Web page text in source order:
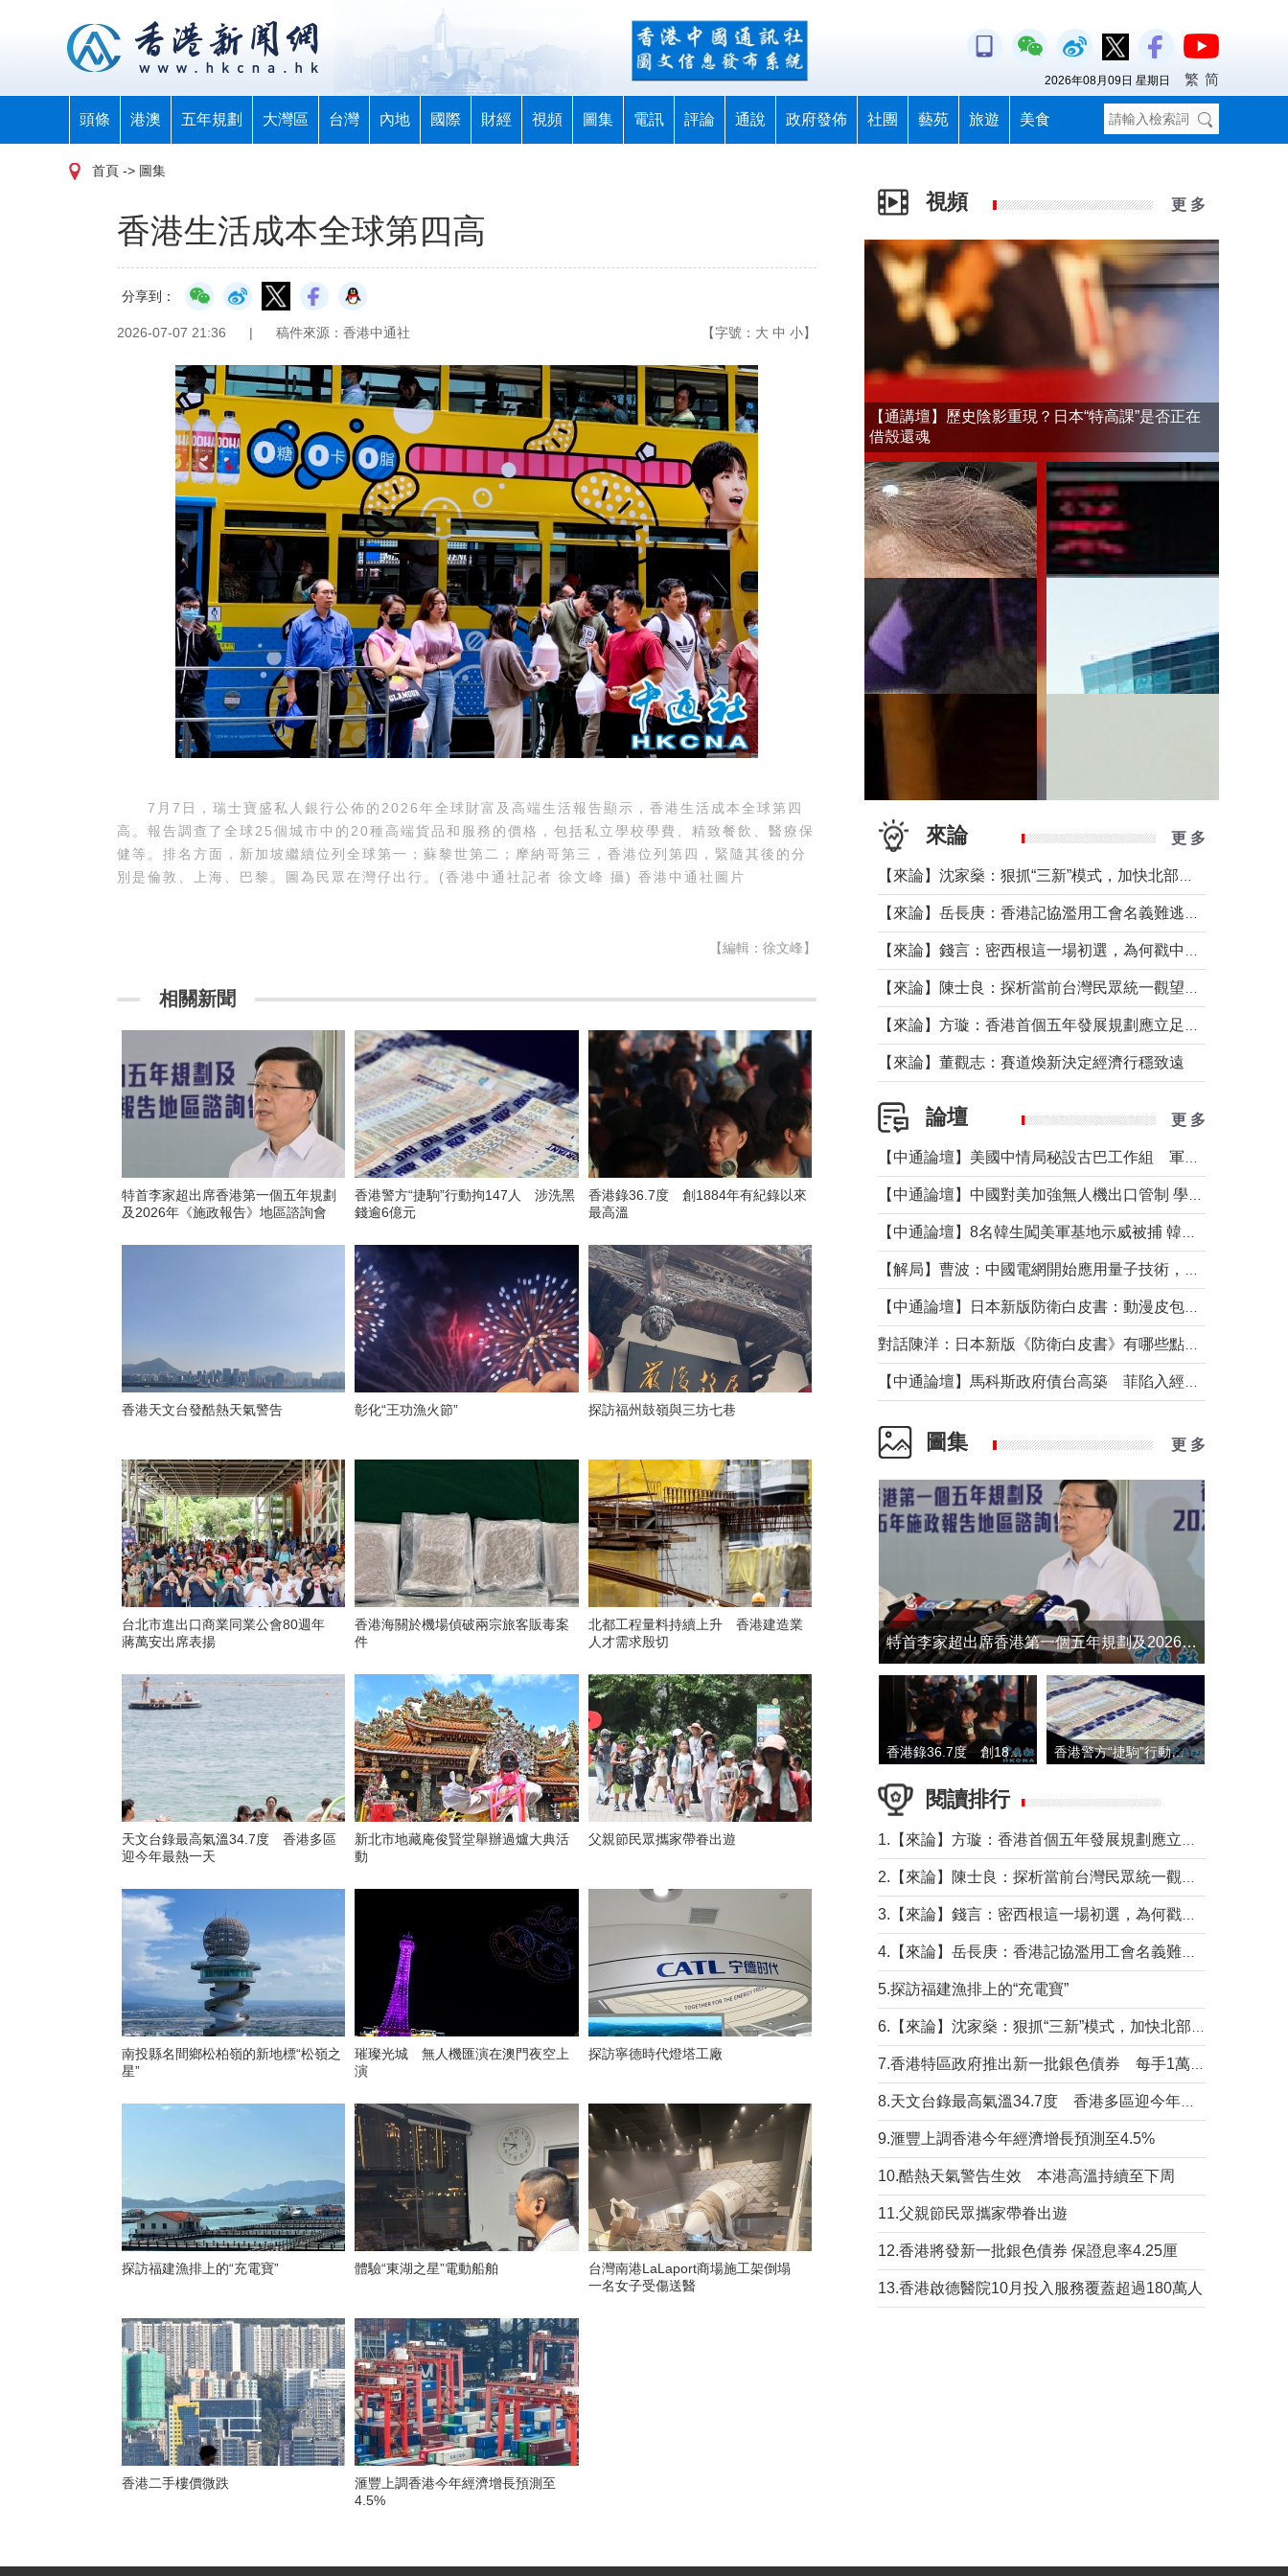
頭條 港澳 五年規劃 大灣區 台灣 內地 國際 財經 視頻 圖集 電訊 評論 通說 政府發佈 社團 藝苑 旅遊 美食
2026年08月09日 星期日 繁 简
首頁 -> 圖集
香港生活成本全球第四高
分享到：
2026-07-07 21:36 | 稿件來源：香港中通社 【字號： 大 中 小】
7月7日，瑞士寶盛私人銀行公佈的2026年全球財富及高端生活報告顯示，香港生活成本全球第四
高。報告調查了全球25個城市中的20種高端貨品和服務的價格，包括私立學校學費、精致餐飲、醫療保
健等。排名方面，新加坡繼續位列全球第一；蘇黎世第二；摩納哥第三，香港位列第四，緊隨其後的分
別是倫敦、上海、巴黎。圖為民眾在灣仔出行。(香港中通社記者 徐文峰 攝) 香港中通社圖片
【編輯：徐文峰】
相關新聞
​特首李家超出席香港第一個五年規劃
及2026年《施政報告》地區諮詢會
香港警方“捷駒”行動拘147人 涉洗黑
錢逾6億元
香港錄36.7度 創1884年有紀錄以來
最高溫
香港天文台發酷熱天氣警告 彰化“王功漁火節” 探訪福州鼓嶺與三坊七巷
台北市進出口商業同業公會80週年
蔣萬安出席表揚
香港海關於機場偵破兩宗旅客販毒案
件
北都工程量料持續上升 香港建造業
人才需求殷切
天文台錄最高氣溫34.7度 香港多區
迎今年最熱一天
新北市地藏庵俊賢堂舉辦過爐大典活
動
父親節民眾攜家帶眷出遊
南投縣名間鄉松柏嶺的新地標“松嶺之
星”
璀璨光城 無人機匯演在澳門夜空上
演
探訪寧德時代燈塔工廠
探訪福建漁排上的“充電寶” 體驗“東湖之星”電動船舶
台灣南港LaLaport商場施工架倒塌
一名女子受傷送醫
香港二手樓價微跌
滙豐上調香港今年經濟增長預測至
4.5%
視頻 更 多
【通講壇】歷史陰影重現？日本“特高課”是否正在
借殼還魂
來論 更 多
【來論】董觀志：賽道煥新決定經濟行穩致遠
論壇 更 多
圖集 更 多
​特首李家超出席香港第一個五年規劃及2026年《施政報告》地區諮詢會
香港錄36.7度 創1884年有紀錄以來最高溫 香港警方“捷駒”行動拘147人 涉洗黑錢逾6億元
閱讀排行
5.探訪福建漁排上的“充電寶”
9.滙豐上調香港今年經濟增長預測至4.5%
10.酷熱天氣警告生效 本港高溫持續至下周
11.父親節民眾攜家帶眷出遊
12.香港將發新一批銀色債券 保證息率4.25厘
13.香港啟德醫院10月投入服務覆蓋超過180萬人